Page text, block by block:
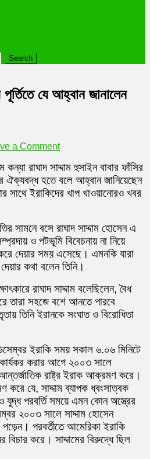
পূর্তিতে যে আহ্বান জানালেন
a Commenton
ফাঁসির
১৫
পূর্তিতে
জানালেন
তার
কন্যা
কন্যা রাঘাদ সাদ্দাম হুসাইন বাবার ফাঁসির
ঐক্যবদ্ধ হতে বলে আহ্বান জানিয়েছেন
সাথে ইরাকিদের খাপ খাওয়ানোরও খবর
সামনে বসে রাঘাদ সাদ্দাম হোসেন এ
ও পটভূমি বিবেচনায় না নিয়ে
দেয়ার সময় এসেছে। এমনকি যারা
কথা বলেন তিনি।
রাঘাদ সাদ্দাম বলেছিলেন, বৈধ
তারা সহজে বশে আনতে পারবে
তিনি ইরানকে সংঘাত ও বিরোধিতা
ইরাকি সময় সকাল ৬.০৬ মিনিটে
কার্যকর করার আগে ২০০৩ সালে
রাষ্ট্র ইরাক আক্রমণ করে।
যে, সাদ্দাম ব্যাপক ধ্বংসাত্বক
যুদ্ধ পরবর্তি সময়ে এমন কোন অস্ত্রের
২০০৩ সালে সাদ্দাম হোসেন
পরবর্তীতে আমেরিকা ইরাকি
বিচার করে। সাদ্দামের বিরুদ্ধে ছিল